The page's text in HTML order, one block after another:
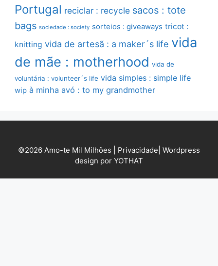
Portugal reciclar : recycle sacos : tote
bags sociedade : society sorteios : giveaways tricot :
knitting vida de artesã : a maker´s life vida
de mãe : motherhood vida de
voluntária : volunteer´s life vida simples : simple life
wip à minha avó : to my grandmother
©2026 Amo-te Mil Milhões | Privacidade Wordpress
design por YOTHAT